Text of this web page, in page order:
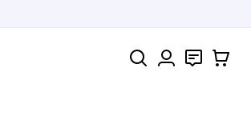
Search 聯絡 購物車